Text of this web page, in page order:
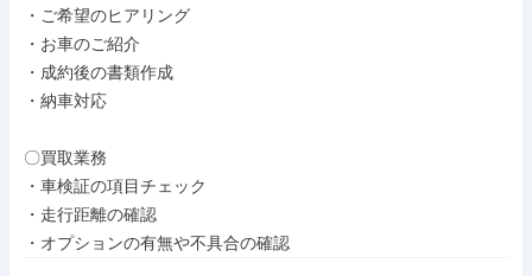
・ご希望のヒアリング
・お車のご紹介
・成約後の書類作成
・納車対応
〇買取業務
・車検証の項目チェック
・走行距離の確認
・オプションの有無や不具合の確認